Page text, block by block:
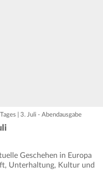
| 3. Juli - Abendausgabe
Geschehen in Europa
Unterhaltung, Kultur und